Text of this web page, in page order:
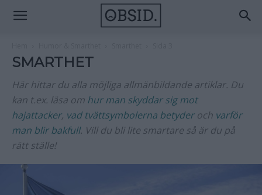
SMARTHET
Här hittar du alla möjliga allmänbildande artiklar. Du
kan t.ex. läsa om hur man skyddar sig mot
hajattacker, vad tvättsymbolerna betyderoch varför
man blir bakfull. Vill du bli lite smartare så är du på
rätt ställe!